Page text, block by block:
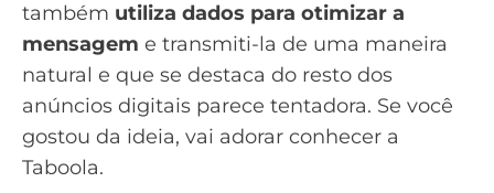
também utiliza dados para otimizar a
mensagem e transmiti-la de uma maneira
natural e que se destaca do resto dos
anúncios digitais parece tentadora. Se você
gostou da ideia, vai adorar conhecer a
Taboola.